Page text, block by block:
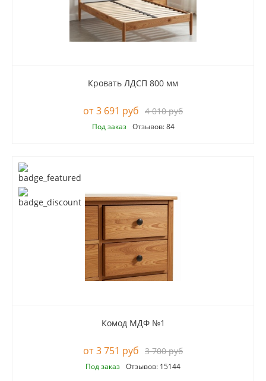
Кровать ЛДСП 800 мм
3 691 руб 4 010 руб
Под заказ Отзывов: 84
Комод МДФ №1
3 751 руб 3 700 руб
Под заказ Отзывов: 15144